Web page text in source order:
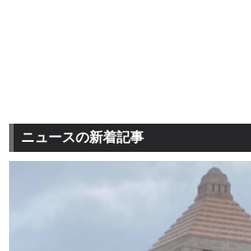
ニュースの新着記事